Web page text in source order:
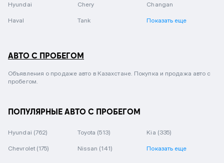
Hyundai Chery Changan
Haval Tank Показать еще
АВТО С ПРОБЕГОМ
Объявления о продаже авто в Казахстане. Покупка и продажа авто с
пробегом.
ПОПУЛЯРНЫЕ АВТО С ПРОБЕГОМ
Hyundai (762) Toyota (513) Kia (335)
Chevrolet (175) Nissan (141) Показать еще